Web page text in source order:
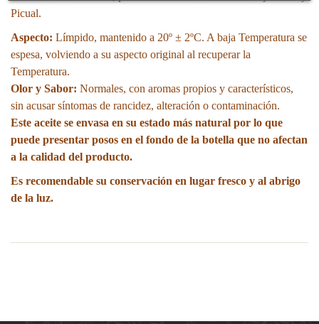
Picual.
Aspecto: Límpido, mantenido a 20º ± 2ºC. A baja Temperatura se
espesa, volviendo a su aspecto original al recuperar la
Temperatura.
Olor y Sabor: Normales, con aromas propios y característicos,
sin acusar síntomas de rancidez, alteración o contaminación.
Este aceite se envasa en su estado más natural por lo que
puede presentar posos en el fondo de la botella que no afectan
a la calidad del producto.
Es recomendable su conservación en lugar fresco y al abrigo
de la luz.